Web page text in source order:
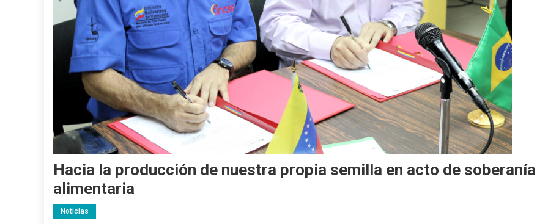
Hacia la producción de nuestra propia semilla en acto de soberanía
alimentaria
Noticias